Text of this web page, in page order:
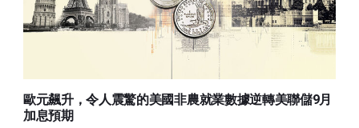
歐元飆升，令人震驚的美國非農就業數據逆轉美聯儲9月
加息預期